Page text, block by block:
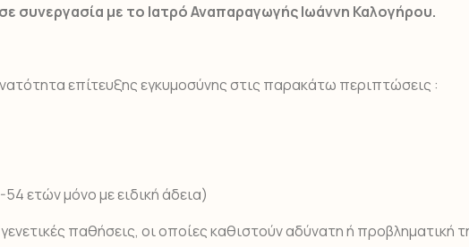
συνεργασία με το Ιατρό Αναπαραγωγής Ιωάννη Καλογήρου.
επίτευξης εγκυμοσύνης στις παρακάτω περιπτώσεις :
ετών μόνο με ειδική άδεια)
παθήσεις, οι οποίες καθιστούν αδύνατη ή προβληματική